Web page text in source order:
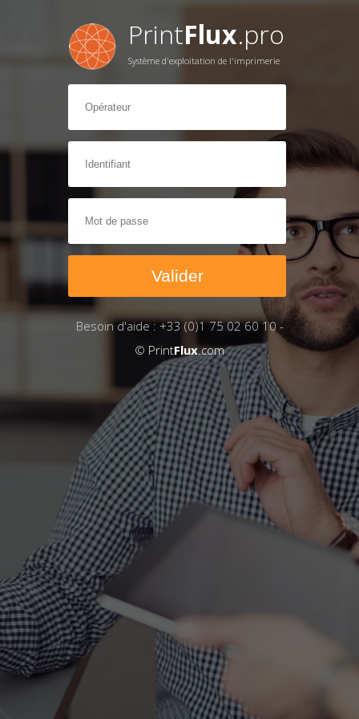
PrintFlux.pro
Système d'exploitation de l'imprimerie
Besoin d'aide : +33 (0)1 75 02 60 10 -
© PrintFlux.com